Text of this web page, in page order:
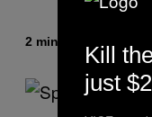
2 minuten geleden
Kill
just